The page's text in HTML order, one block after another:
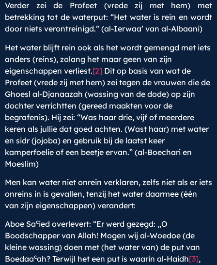
Verder zei de Profeet (vrede zij met hem) met
betrekking tot de waterput: “Het water is rein en wordt
door niets verontreinigd.” (al-Ierwaa’ van al-Albaani)
Het water blijft rein ook als het wordt gemengd met iets
anders (reins), zolang het maar geen van zijn
eigenschappen verliest.[2] Dit op basis van wat de
Profeet (vrede zij met hem) zei tegen de vrouwen die de
Ghoesl al-Djanaazah (wassing van de dode) op zijn
dochter verrichtten (gereed maakten voor de
begrafenis). Hij zei: “Was haar drie, vijf of meerdere
keren als jullie dat goed achten. (Wast haar) met water
en sidr (jojoba) en gebruik bij de laatst keer
kamperfoelie of een beetje ervan.” (al-Boechari en
Moeslim)
Men kan water niet onrein verklaren, zelfs niet als er iets
onreins in is gevallen, tenzij het water daarmee (één
van zijn eigenschappen) verandert:
Aboe Sacied overlevert: “Er werd gezegd: ,,O
Boodschapper van Allah! Mogen wij al-Woedoe (de
kleine wassing) doen met (het water van) de put van
Boedaacah? Terwijl het een put is waarin al-Haidh[3],